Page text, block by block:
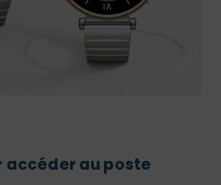
accéder au poste